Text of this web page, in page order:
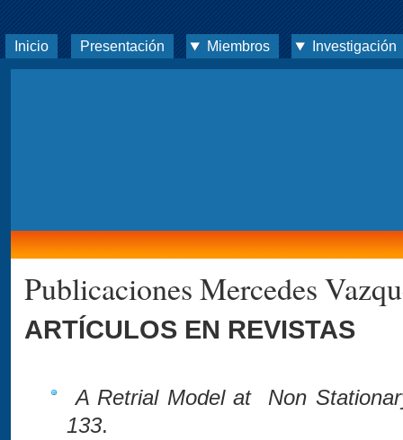
Inicio Presentación Miembros Investigación
Publicaciones Mercedes
ARTÍCULOS EN REVISTAS
A Retrial Model at Non
133.